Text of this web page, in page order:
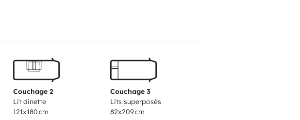
(table, chairs)✅ Pets welcome
2024 vehicle, spotless
• Drivable
consumption
📲 Ready for your
Couchage 2
Lit dinette
121x180 cm
Couchage 3
Lits superposés
82x209 cm